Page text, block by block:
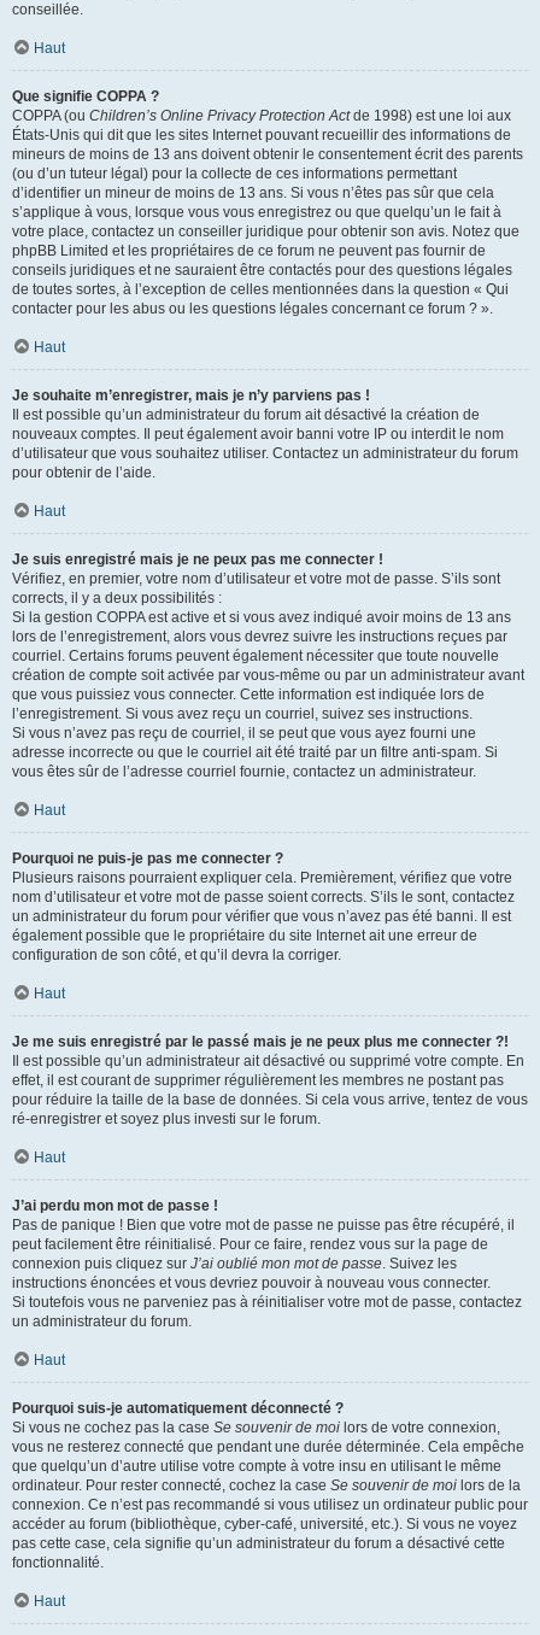
conseillée.
Haut
Que signifie COPPA ?
COPPA (ou Children’s Online Privacy Protection Actde 1998) est une loi aux
États-Unis qui dit que les sites Internet pouvant recueillir des informations de
mineurs de moins de 13 ans doivent obtenir le consentement écrit des parents
(ou d’un tuteur légal) pour la collecte de ces informations permettant
d’identifier un mineur de moins de 13 ans. Si vous n’êtes pas sûr que cela
s’applique à vous, lorsque vous vous enregistrez ou que quelqu’un le fait à
votre place, contactez un conseiller juridique pour obtenir son avis. Notez que
phpBB Limited et les propriétaires de ce forum ne peuvent pas fournir de
conseils juridiques et ne sauraient être contactés pour des questions légales
de toutes sortes, à l’exception de celles mentionnées dans la question « Qui
contacter pour les abus ou les questions légales concernant ce forum ? ».
Haut
Je souhaite m’enregistrer, mais je n’y parviens pas !
Il est possible qu’un administrateur du forum ait désactivé la création de
nouveaux comptes. Il peut également avoir banni votre IP ou interdit le nom
d’utilisateur que vous souhaitez utiliser. Contactez un administrateur du forum
pour obtenir de l’aide.
Haut
Je suis enregistré mais je ne peux pas me connecter !
Vérifiez, en premier, votre nom d’utilisateur et votre mot de passe. S’ils sont
corrects, il y a deux possibilités :
Si la gestion COPPA est active et si vous avez indiqué avoir moins de 13 ans
lors de l’enregistrement, alors vous devrez suivre les instructions reçues par
courriel. Certains forums peuvent également nécessiter que toute nouvelle
création de compte soit activée par vous-même ou par un administrateur avant
que vous puissiez vous connecter. Cette information est indiquée lors de
l’enregistrement. Si vous avez reçu un courriel, suivez ses instructions.
Si vous n’avez pas reçu de courriel, il se peut que vous ayez fourni une
adresse incorrecte ou que le courriel ait été traité par un filtre anti-spam. Si
vous êtes sûr de l’adresse courriel fournie, contactez un administrateur.
Haut
Pourquoi ne puis-je pas me connecter ?
Plusieurs raisons pourraient expliquer cela. Premièrement, vérifiez que votre
nom d’utilisateur et votre mot de passe soient corrects. S’ils le sont, contactez
un administrateur du forum pour vérifier que vous n’avez pas été banni. Il est
également possible que le propriétaire du site Internet ait une erreur de
configuration de son côté, et qu’il devra la corriger.
Haut
Je me suis enregistré par le passé mais je ne peux plus me connecter ?!
Il est possible qu’un administrateur ait désactivé ou supprimé votre compte. En
effet, il est courant de supprimer régulièrement les membres ne postant pas
pour réduire la taille de la base de données. Si cela vous arrive, tentez de vous
ré-enregistrer et soyez plus investi sur le forum.
Haut
J’ai perdu mon mot de passe !
Pas de panique ! Bien que votre mot de passe ne puisse pas être récupéré, il
peut facilement être réinitialisé. Pour ce faire, rendez vous sur la page de
connexion puis cliquez sur J’ai oublié mon mot de passe. Suivez les
instructions énoncées et vous devriez pouvoir à nouveau vous connecter.
Si toutefois vous ne parveniez pas à réinitialiser votre mot de passe, contactez
un administrateur du forum.
Haut
Pourquoi suis-je automatiquement déconnecté ?
Si vous ne cochez pas la case Se souvenir de moi lors de votre connexion,
vous ne resterez connecté que pendant une durée déterminée. Cela empêche
que quelqu’un d’autre utilise votre compte à votre insu en utilisant le même
ordinateur. Pour rester connecté, cochez la case Se souvenir de moi lors de la
connexion. Ce n’est pas recommandé si vous utilisez un ordinateur public pour
accéder au forum (bibliothèque, cyber-café, université, etc.). Si vous ne voyez
pas cette case, cela signifie qu’un administrateur du forum a désactivé cette
fonctionnalité.
Haut